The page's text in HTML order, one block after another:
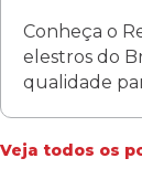
Conheça o
elestros do
qualidade
Veja todos os